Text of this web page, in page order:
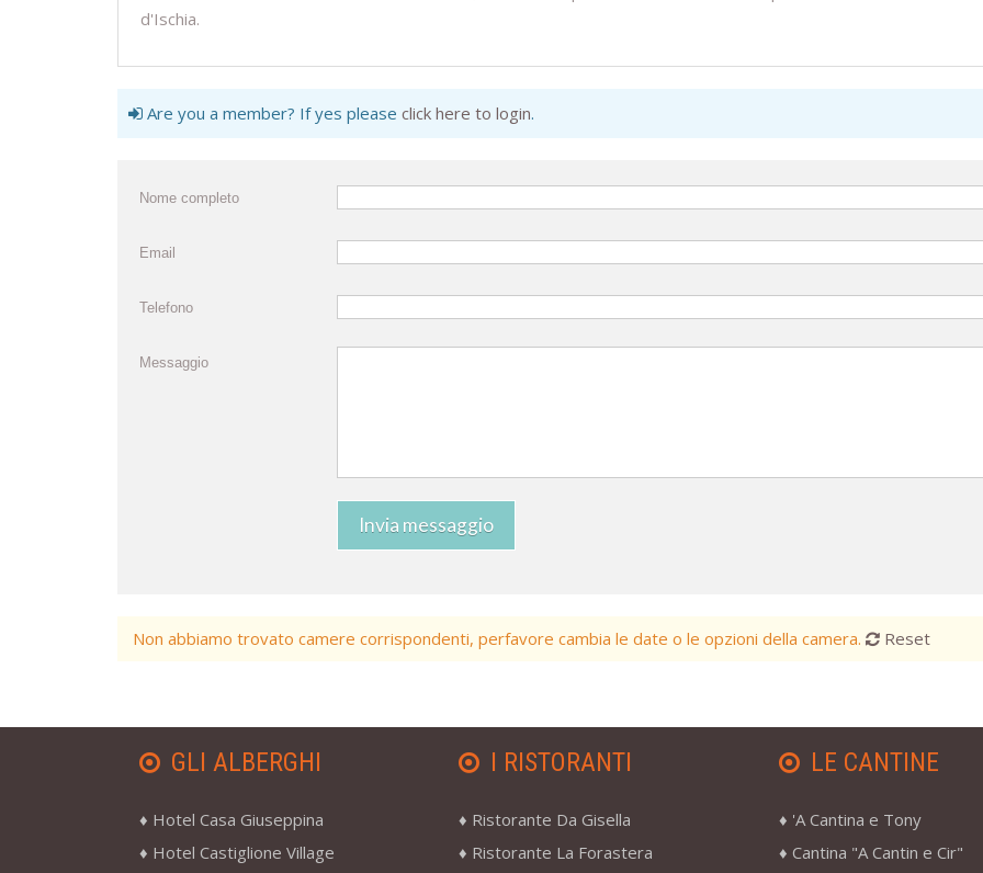
d'Ischia.
Are you a member? If yes please click here to login.
Nome completo
Email
Telefono
Messaggio
Invia messaggio
Non abbiamo trovato camere corrispondenti, perfavore cambia le date o le opzioni della camera. Reset
GLI ALBERGHI
Hotel Casa Giuseppina
Hotel Castiglione Village
I RISTORANTI
Ristorante Da Gisella
Ristorante La Forastera
LE CANTINE
'A Cantina e Tony
Cantina "A Cantin e Cir"